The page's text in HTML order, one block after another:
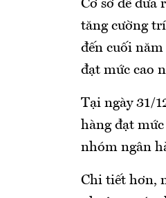
Cơ sở để đưa
tăng cường
đến cuối
đạt mức cao
Tại ngày 31/
hàng đạt
nhóm ngân
Chi tiết hơn,